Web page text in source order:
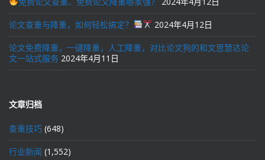
论文查重与降重，如何轻松搞定？ 2024年4月12日
论文免费降重，一键降重，人工降重，对比论文狗的和文思慧达论
文一站式服务 2024年4月11日
文章归档
查重技巧 (648)
行业新闻 (1,552)